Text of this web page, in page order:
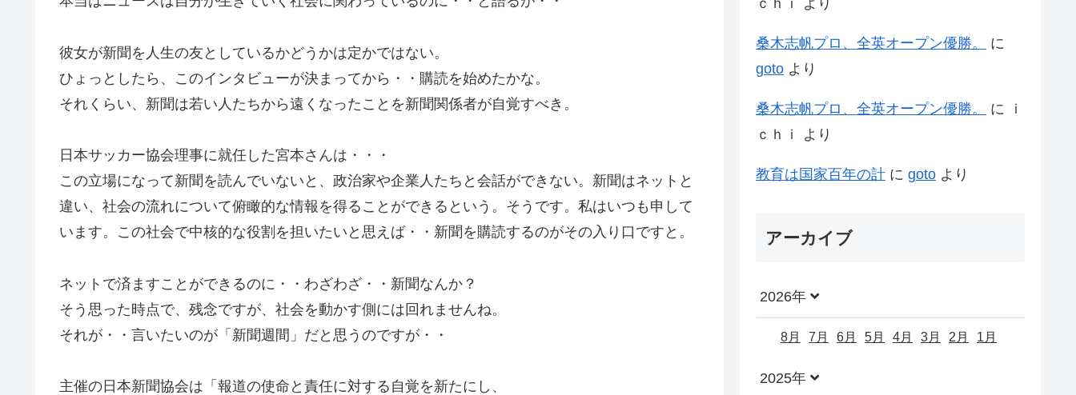
彼女が新聞を人生の友としているかどうかは定かではない。
ひょっとしたら、このインタビューが決まってから・・購読を始めたかな。
それくらい、新聞は若い人たちから遠くなったことを新聞関係者が自覚すべき。
日本サッカー協会理事に就任した宮本さんは・・・
この立場になって新聞を読んでいないと、政治家や企業人たちと会話ができない。新聞はネットと
違い、社会の流れについて俯瞰的な情報を得ることができるという。そうです。私はいつも申して
います。この社会で中核的な役割を担いたいと思えば・・新聞を購読するのがその入り口ですと。
ネットで済ますことができるのに・・わざわざ・・新聞なんか？
そう思った時点で、残念ですが、社会を動かす側には回れませんね。
それが・・言いたいのが「新聞週間」だと思うのですが・・
主催の日本新聞協会は「報道の使命と責任に対する自覚を新たにし、
ｃｈｉ
より
桑木志帆プロ、全英オープン優勝。
に
goto より
桑木志帆プロ、全英オープン優勝。 に
ｉ
ｃｈｉ
より
教育は国家百年の計 に goto より
アーカイブ
2026年
8月 7月 6月 5月 4月 3月 2月 1月
2025年